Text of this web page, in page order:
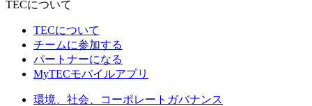
TECについて
TECについて
チームに参加する
パートナーになる
MyTECモバイルアプリ
環境、社会、コーポレートガバナンス